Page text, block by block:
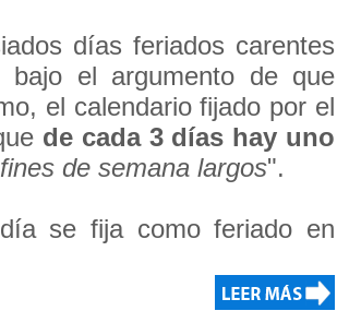
días feriados carentes
el argumento de que
el calendario fijado por el
de cada 3 días hay uno
fines de semana largos".
se fija como feriado en